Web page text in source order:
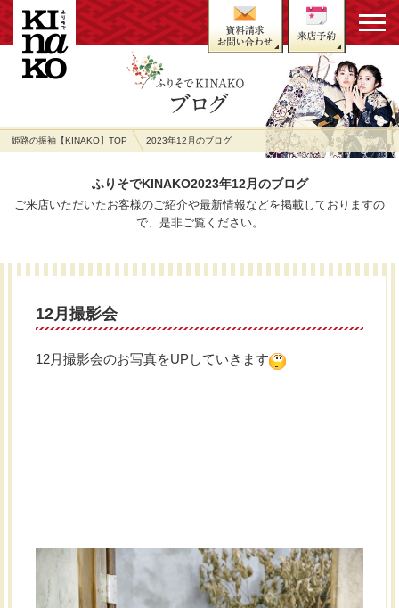
姫路の振袖【KINAKO】TOP 2023年12月のブログ
ふりそでKINAKO2023年12月のブログ
ご来店いただいたお客様のご紹介や最新情報などを掲載しておりますの
で、是非ご覧ください。
12月撮影会
12月撮影会のお写真をUPしていきます